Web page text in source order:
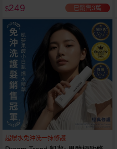
$249 已銷售3萬
超爆水免沖洗一抹修護